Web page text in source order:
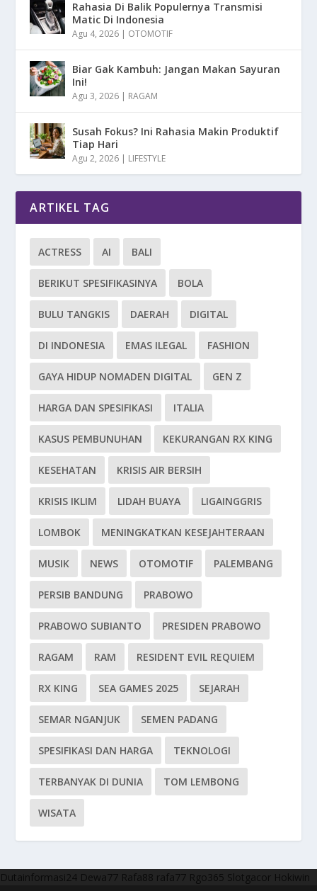
Rahasia Di Balik Populernya Transmisi
Matic Di Indonesia
Agu 4, 2026 | OTOMOTIF
Biar Gak Kambuh: Jangan Makan Sayuran
Ini!
Agu 3, 2026 | RAGAM
Susah Fokus? Ini Rahasia Makin Produktif
Tiap Hari
Agu 2, 2026 | LIFESTYLE
ARTIKEL TAG
ACTRESS AI BALI
BERIKUT SPESIFIKASINYA BOLA
BULU TANGKIS DAERAH DIGITAL
DI INDONESIA EMAS ILEGAL FASHION
GAYA HIDUP NOMADEN DIGITAL GEN Z
HARGA DAN SPESIFIKASI ITALIA
KASUS PEMBUNUHAN KEKURANGAN RX KING
KESEHATAN KRISIS AIR BERSIH
KRISIS IKLIM LIDAH BUAYA LIGAINGGRIS
LOMBOK MENINGKATKAN KESEJAHTERAAN
MUSIK NEWS OTOMOTIF PALEMBANG
PERSIB BANDUNG PRABOWO
PRABOWO SUBIANTO PRESIDEN PRABOWO
RAGAM RAM RESIDENT EVIL REQUIEM
RX KING SEA GAMES 2025 SEJARAH
SEMAR NGANJUK SEMEN PADANG
SPESIFIKASI DAN HARGA TEKNOLOGI
TERBANYAK DI DUNIA TOM LEMBONG
WISATA
Dutainformasi24 Dewa77 Rafa88 rafa77 Rgo365 Slotgacor Hokiwin